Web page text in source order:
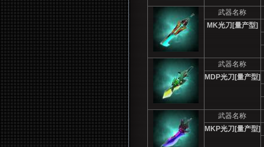
武器名称
MK光刀[量产型]
武器名称
MDP光刀[量产型]
武器名称
MKP光刀[量产型]